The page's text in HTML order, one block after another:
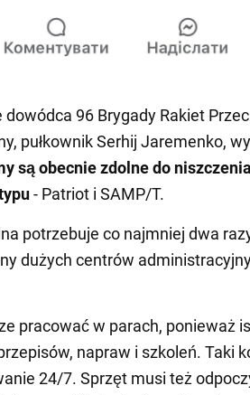
96 Brygady Rakiet
pułkownik Serhij Jaremenko,
są obecnie zdolne do
- Patriot i SAMP/T.
potrzebuje co najmniej dwa
dużych centrów
pracować w parach, ponieważ
napraw i szkoleń. Taki
24/7. Sprzęt musi też